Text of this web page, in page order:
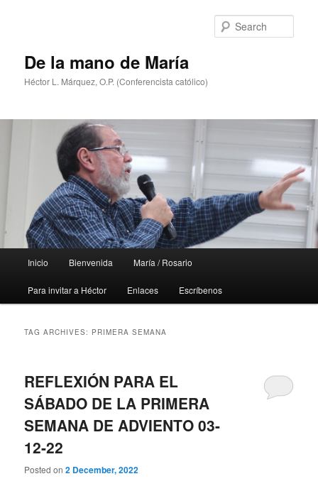
De la mano de María
Héctor L. Márquez, O.P. (Conferencista católico)
Inicio Bienvenida María / Rosario
Para invitar a Héctor Enlaces Escríbenos
TAG ARCHIVES: PRIMERA SEMANA
REFLEXIÓN PARA EL
SÁBADO DE LA PRIMERA
SEMANA DE ADVIENTO 03-
12-22
Posted on2 December, 2022